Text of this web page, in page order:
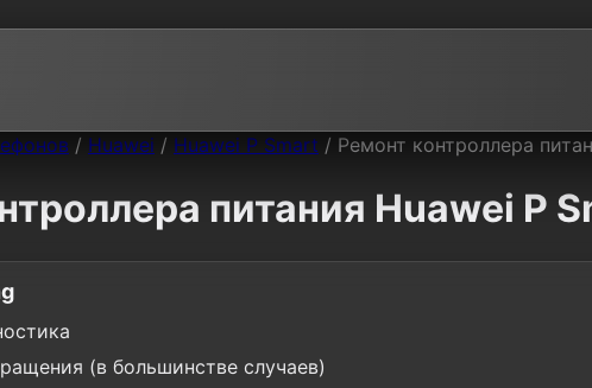
/ Huawei / Huawei P Smart / Ремонт контроллера
питания Huawei P
(в большинстве случаев)